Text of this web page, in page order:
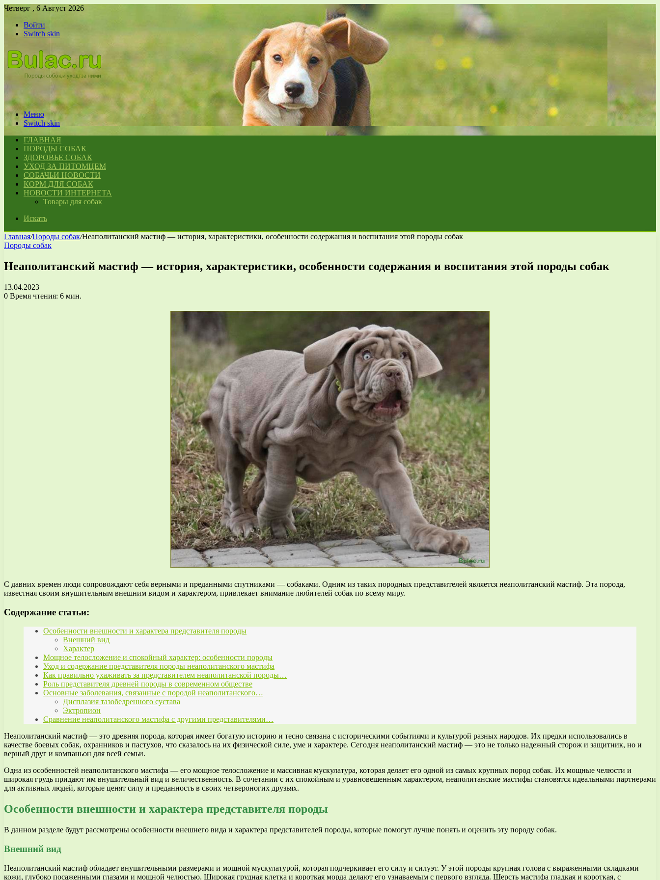
Четверг , 6 Август 2026
Войти
Switch skin
Меню
Switch skin
ГЛАВНАЯ
ПОРОДЫ СОБАК
ЗДОРОВЬЕ СОБАК
УХОД ЗА ПИТОМЦЕМ
СОБАЧЬИ НОВОСТИ
КОРМ ДЛЯ СОБАК
НОВОСТИ ИНТЕРНЕТА
Товары для собак
Искать
Главная/Породы собак/Неаполитанский мастиф — история, характеристики, особенности содержания и воспитания этой породы собак
Породы собак
Неаполитанский мастиф — история, характеристики, особенности содержания и воспитания этой породы собак
13.04.2023
0 Время чтения: 6 мин.
С давних времен люди сопровождают себя верными и преданными спутниками — собаками. Одним из таких породных представителей является неаполитанский мастиф. Эта порода,
известная своим внушительным внешним видом и характером, привлекает внимание любителей собак по всему миру.
Содержание статьи:
Особенности внешности и характера представителя породы
Внешний вид
Характер
Мощное телосложение и спокойный характер: особенности породы
Уход и содержание представителя породы неаполитанского мастифа
Как правильно ухаживать за представителем неаполитанской породы…
Роль представителя древней породы в современном обществе
Основные заболевания, связанные с породой неаполитанского…
Дисплазия тазобедренного сустава
Эктропион
Сравнение неаполитанского мастифа с другими представителями…
Неаполитанский мастиф — это древняя порода, которая имеет богатую историю и тесно связана с историческими событиями и культурой разных народов. Их предки использовались в
качестве боевых собак, охранников и пастухов, что сказалось на их физической силе, уме и характере. Сегодня неаполитанский мастиф — это не только надежный сторож и защитник, но и
верный друг и компаньон для всей семьи.
Одна из особенностей неаполитанского мастифа — его мощное телосложение и массивная мускулатура, которая делает его одной из самых крупных пород собак. Их мощные челюсти и
широкая грудь придают им внушительный вид и величественность. В сочетании с их спокойным и уравновешенным характером, неаполитанские мастифы становятся идеальными партнерами
для активных людей, которые ценят силу и преданность в своих четвероногих друзьях.
Особенности внешности и характера представителя породы
В данном разделе будут рассмотрены особенности внешнего вида и характера представителей породы, которые помогут лучше понять и оценить эту породу собак.
Внешний вид
Неаполитанский мастиф обладает внушительными размерами и мощной мускулатурой, которая подчеркивает его силу и силуэт. У этой породы крупная голова с выраженными складками
кожи, глубоко посаженными глазами и мощной челюстью. Широкая грудная клетка и короткая морда делают его узнаваемым с первого взгляда. Шерсть мастифа гладкая и короткая, с